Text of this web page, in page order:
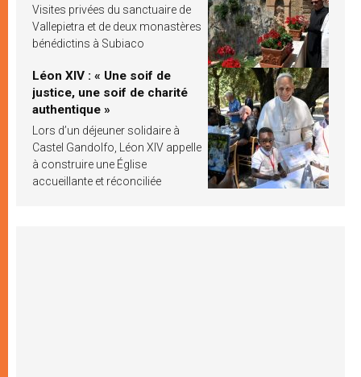
Visites privées du sanctuaire de
Vallepietra et de deux monastères
bénédictins à Subiaco
Léon XIV : « Une soif de
justice, une soif de charité
authentique »
Lors d’un déjeuner solidaire à
Castel Gandolfo, Léon XIV appelle
à construire une Église
accueillante et réconciliée